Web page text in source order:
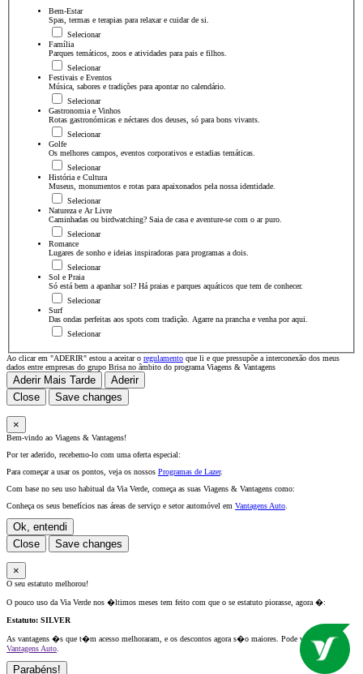
Bem-Estar
Spas, termas e terapias para relaxar e cuidar de si.
Selecionar
Família
Parques temáticos, zoos e atividades para pais e filhos.
Selecionar
Festivais e Eventos
Música, sabores e tradições para apontar no calendário.
Selecionar
Gastronomia e Vinhos
Rotas gastronómicas e néctares dos deuses, só para bons vivants.
Selecionar
Golfe
Os melhores campos, eventos corporativos e estadias temáticas.
Selecionar
História e Cultura
Museus, monumentos e rotas para apaixonados pela nossa identidade.
Selecionar
Natureza e Ar Livre
Caminhadas ou birdwatching? Saia de casa e aventure-se com o ar puro.
Selecionar
Romance
Lugares de sonho e ideias inspiradoras para programas a dois.
Selecionar
Sol e Praia
Só está bem a apanhar sol? Há praias e parques aquáticos que tem de conhecer.
Selecionar
Surf
Das ondas perfeitas aos spots com tradição. Agarre na prancha e venha por aqui.
Selecionar
Ao clicar em "ADERIR" estou a aceitar o regulamento que li e que pressupõe a interconexão dos meus
dados entre empresas do grupo Brisa no âmbito do programa Viagens & Vantagens
Aderir Mais Tarde
Aderir
Close
Save changes
×
Bem-vindo ao Viagens & Vantagens!
Por ter aderido, recebemo-lo com uma oferta especial:
Para começar a usar os pontos, veja os nossos Programas de Lazer.
Com base no seu uso habitual da Via Verde, começa as suas Viagens & Vantagens como:
Conheça os seus benefícios nas áreas de serviço e setor automóvel em Vantagens Auto
Ok, entendi
Close
Save changes
×
O seu estatuto melhorou!
O pouco uso da Via Verde nos �ltimos meses tem feito com que o se estatuto piorasse, agora �:
Estatuto: SILVER
As vantagens �s que t�m acesso melhoraram, e os descontos agora s�o maiores. Pode v�-los em
Vantagens Auto.
Parabéns!